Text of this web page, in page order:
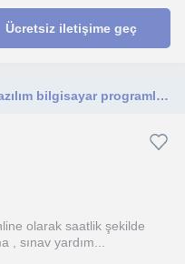
Ücretsiz iletişime geç
Python ve yapay zeka konuları, yazılım bilgisayar programlama
olarak saatlik şekilde
sınav yardım...